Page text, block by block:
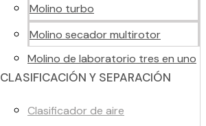
Molino turbo
Molino secador multirotor
Molino de laboratorio tres en uno
CLASIFICACIÓN Y SEPARACIÓN
Clasificador de aire